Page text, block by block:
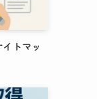
トマッ